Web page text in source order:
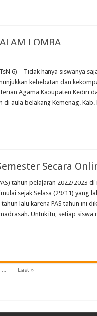
LOMBA
6) – Tidak hanya siswanya
kehebatan dan
Agama Kabupaten Kediri
di aula belakang Kemenag. Kab.
Secara
tahun pelajaran 2022/2023 di
sejak Selasa (29/11) yang
lalu karena PAS tahun ini
Untuk itu, setiap siswa
... Last »